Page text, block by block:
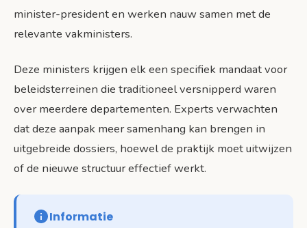
minister-president en werken nauw samen met de
relevante vakministers.
Deze ministers krijgen elk een specifiek mandaat voor
beleidsterreinen die traditioneel versnipperd waren
over meerdere departementen. Experts verwachten
dat deze aanpak meer samenhang kan brengen in
uitgebreide dossiers, hoewel de praktijk moet uitwijzen
of de nieuwe structuur effectief werkt.
Informatie